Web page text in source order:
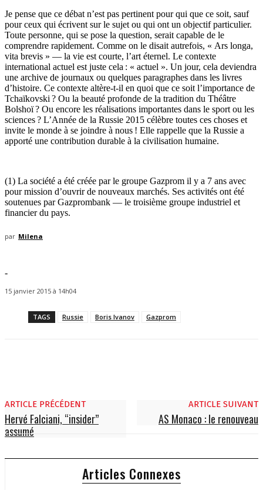
Je pense que ce débat n’est pas pertinent pour qui que ce soit, sauf
pour ceux qui écrivent sur le sujet ou qui ont un objectif particulier.
Toute personne, qui se pose la question, serait capable de le
comprendre rapidement. Comme on le disait autrefois, « Ars longa,
vita brevis » — la vie est courte, l’art éternel. Le contexte
international actuel est juste cela : « actuel ». Un jour, cela deviendra
une archive de journaux ou quelques paragraphes dans les livres
d’histoire. Ce contexte altère-t-il en quoi que ce soit l’importance de
Tchaïkovski ? Ou la beauté profonde de la tradition du Théâtre
Bolshoï ? Ou encore les réalisations importantes dans le sport ou les
sciences ? L’Année de la Russie 2015 célèbre toutes ces choses et
invite le monde à se joindre à nous ! Elle rappelle que la Russie a
apporté une contribution durable à la civilisation humaine.
(1) La société a été créée par le groupe Gazprom il y a 7 ans avec
pour mission d’ouvrir de nouveaux marchés. Ses activités ont été
soutenues par Gazprombank — le troisième groupe industriel et
financier du pays.
par Milena
-
15 janvier 2015 à 14h04
TAGS Russie Boris Ivanov Gazprom
ARTICLE PRÉCÉDENT
Hervé Falciani, “insider”
assumé
ARTICLE SUIVANT
AS Monaco : le renouveau
Articles Connexes